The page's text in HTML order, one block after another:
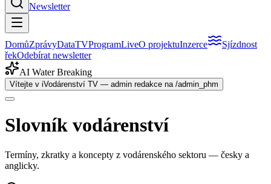
Newsletter
DomůZprávyDataTVProgramLiveO projektuInzerce
Sjízdnost
řekOdebírat newsletter
AI Water Breaking
Vítejte v iVodárenství TV — admin redakce na /admin_phm
Slovník vodárenství
Termíny, zkratky a koncepty z vodárenského sektoru — česky a
anglicky.